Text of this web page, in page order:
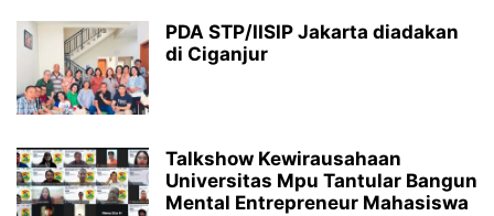
PDA STP/IISIP Jakarta diadakan
di Ciganjur
Talkshow Kewirausahaan
Universitas Mpu Tantular Bangun
Mental Entrepreneur Mahasiswa